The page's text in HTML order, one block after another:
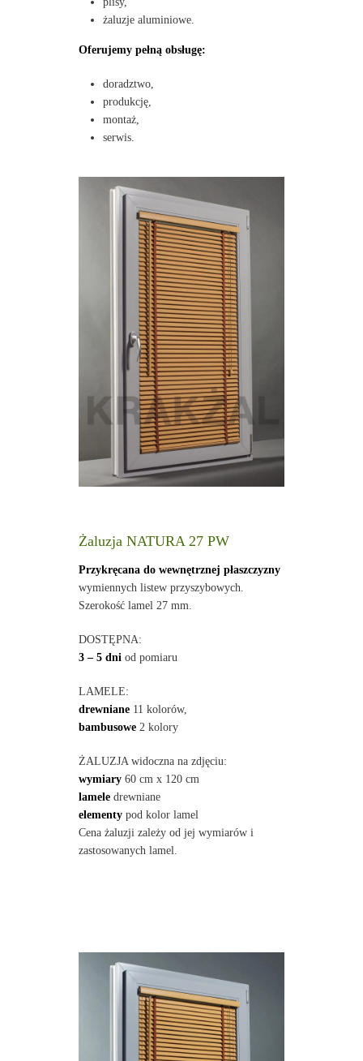
żaluzje aluminiowe.
Oferujemy pełną obsługę:
doradztwo,
produkcję,
montaż,
serwis.
Żaluzja NATURA 27 PW
Przykręcana do wewnętrznej płaszczyzny
wymiennych listew przyszybowych.
Szerokość lamel 27 mm.
DOSTĘPNA:
3 – 5 dniod pomiaru
LAMELE:
drewniane11 kolorów,
bambusowe2 kolory
ŻALUZJA widoczna na zdjęciu:
wymiary60 cm x 120 cm
lameledrewniane
elementypod kolor lamel
Cena żaluzji zależy od jej wymiarów i
zastosowanych lamel.